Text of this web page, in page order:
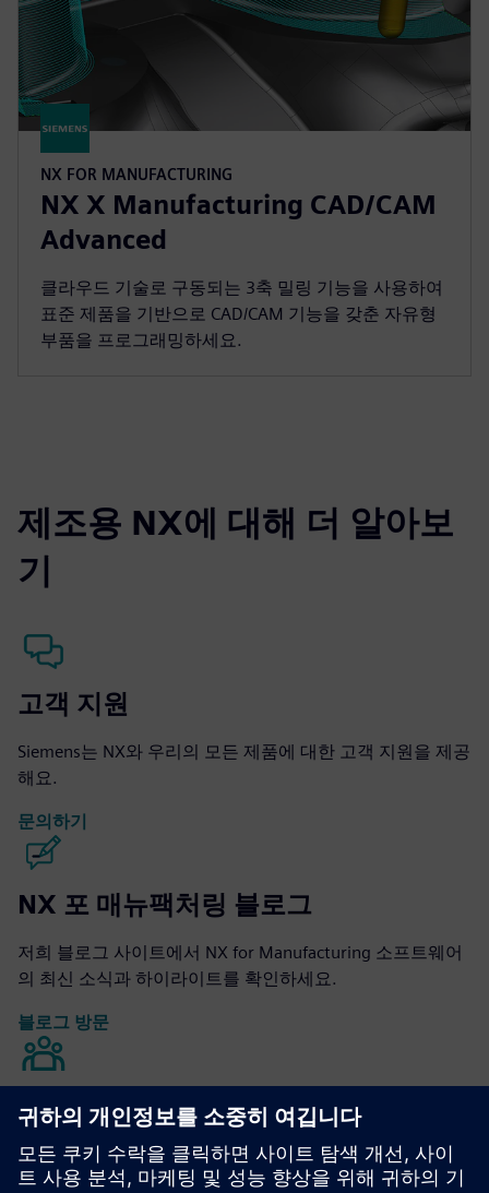
NX FOR MANUFACTURING
NX X Manufacturing CAD/CAM
Advanced
클라우드 기술로 구동되는 3축 밀링 기능을 사용하여
표준 제품을 기반으로 CAD/CAM 기능을 갖춘 자유형
부품을 프로그래밍하세요.
제조용 NX에 대해 더 알아보
기
고객 지원
Siemens는 NX와 우리의 모든 제품에 대한 고객 지원을 제공
해요.
문의하기
NX 포 매뉴팩처링 블로그
저희 블로그 사이트에서 NX for Manufacturing 소프트웨어
의 최신 소식과 하이라이트를 확인하세요.
블로그 방문
제조 커뮤니티를 위한 NX
대화에 참여하거나 NX for 제조 소프트웨어 관련 질문에 대
한 답변을 모두 얻으세요.